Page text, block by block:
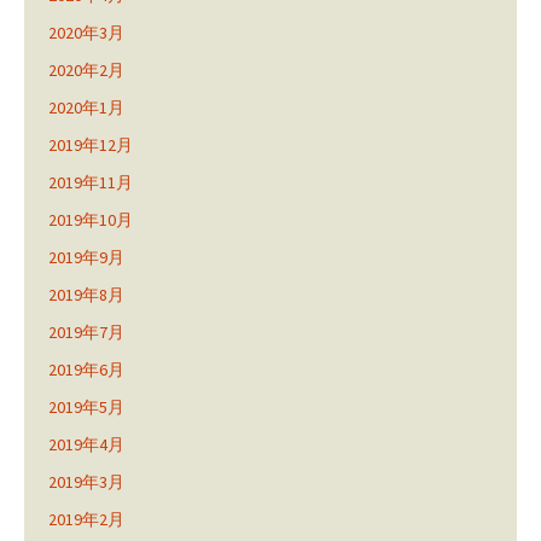
2020年3月
2020年2月
2020年1月
2019年12月
2019年11月
2019年10月
2019年9月
2019年8月
2019年7月
2019年6月
2019年5月
2019年4月
2019年3月
2019年2月